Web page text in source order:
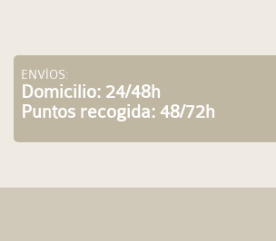
ENVÍOS:
Domicilio: 24/48h
Puntos recogida: 48/72h